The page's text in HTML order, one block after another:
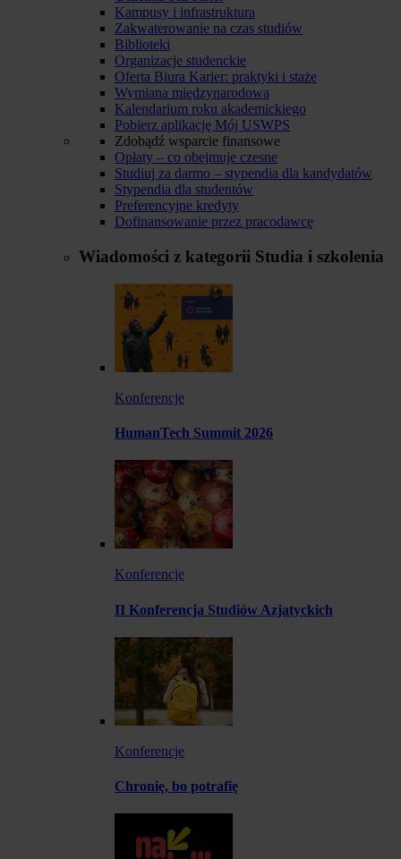
Kampusy i infrastruktura
Zakwaterowanie na czas studiów
Biblioteki
Organizacje studenckie
Oferta Biura Karier: praktyki i staże
Wymiana międzynarodowa
Kalendarium roku akademickiego
Pobierz aplikację Mój USWPS
Zdobądź wsparcie finansowe
Opłaty – co obejmuje czesne
Studiuj za darmo – stypendia dla kandydatów
Stypendia dla studentów
Preferencyjne kredyty
Dofinansowanie przez pracodawcę
Wiadomości z kategorii Studia i szkolenia
Konferencje
HumanTech Summit 2026
Konferencje
II Konferencja Studiów Azjatyckich
Konferencje
Chronię, bo potrafię